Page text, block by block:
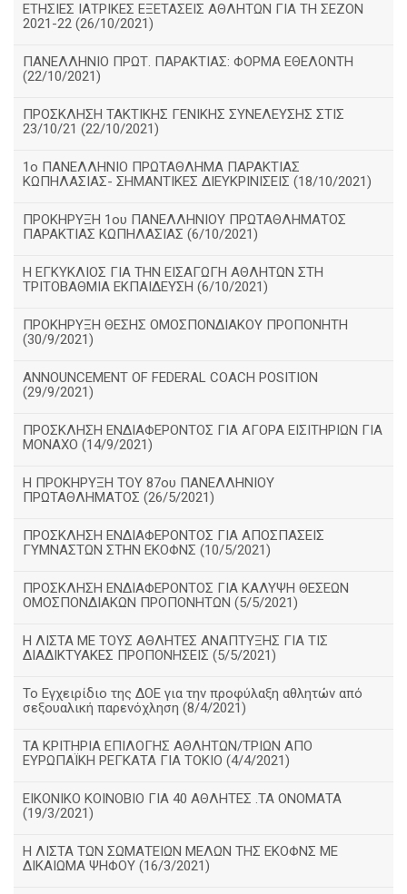
ΕΤΗΣΙΕΣ ΙΑΤΡΙΚΕΣ ΕΞΕΤΑΣΕΙΣ ΑΘΛΗΤΩΝ ΓΙΑ ΤΗ ΣΕΖΟΝ
2021-22 (26/10/2021)
ΠΑΝΕΛΛΗΝΙΟ ΠΡΩΤ. ΠΑΡΑΚΤΙΑΣ: ΦΟΡΜΑ ΕΘΕΛΟΝΤΗ
(22/10/2021)
ΠΡΟΣΚΛΗΣΗ ΤΑΚΤΙΚΗΣ ΓΕΝΙΚΗΣ ΣΥΝΕΛΕΥΣΗΣ ΣΤΙΣ
23/10/21 (22/10/2021)
1ο ΠΑΝΕΛΛΗΝΙΟ ΠΡΩΤΑΘΛΗΜΑ ΠΑΡΑΚΤΙΑΣ
ΚΩΠΗΛΑΣΙΑΣ- ΣΗΜΑΝΤΙΚΕΣ ΔΙΕΥΚΡΙΝΙΣΕΙΣ (18/10/2021)
ΠΡΟΚΗΡΥΞΗ 1ου ΠΑΝΕΛΛΗΝΙΟΥ ΠΡΩΤΑΘΛΗΜΑΤΟΣ
ΠΑΡΑΚΤΙΑΣ ΚΩΠΗΛΑΣΙΑΣ (6/10/2021)
Η ΕΓΚΥΚΛΙΟΣ ΓΙΑ ΤΗΝ ΕΙΣΑΓΩΓΗ ΑΘΛΗΤΩΝ ΣΤΗ
ΤΡΙΤΟΒΑΘΜΙΑ ΕΚΠΑΙΔΕΥΣΗ (6/10/2021)
ΠΡΟΚΗΡΥΞΗ ΘΕΣΗΣ ΟΜΟΣΠΟΝΔΙΑΚΟΥ ΠΡΟΠΟΝΗΤΗ
(30/9/2021)
ANNOUNCEMENT OF FEDERAL COACH POSITION
(29/9/2021)
ΠΡΟΣΚΛΗΣΗ ΕΝΔΙΑΦΕΡΟΝΤΟΣ ΓΙΑ ΑΓΟΡΑ ΕΙΣΙΤΗΡΙΩΝ ΓΙΑ
ΜΟΝΑΧΟ (14/9/2021)
Η ΠΡΟΚΗΡΥΞΗ ΤΟΥ 87ου ΠΑΝΕΛΛΗΝΙΟΥ
ΠΡΩΤΑΘΛΗΜΑΤΟΣ (26/5/2021)
ΠΡΟΣΚΛΗΣΗ ΕΝΔΙΑΦΕΡΟΝΤΟΣ ΓΙΑ ΑΠΟΣΠΑΣΕΙΣ
ΓΥΜΝΑΣΤΩΝ ΣΤΗΝ ΕΚΟΦΝΣ (10/5/2021)
ΠΡΟΣΚΛΗΣΗ ΕΝΔΙΑΦΕΡΟΝΤΟΣ ΓΙΑ ΚΑΛΥΨΗ ΘΕΣΕΩΝ
ΟΜΟΣΠΟΝΔΙΑΚΩΝ ΠΡΟΠΟΝΗΤΩΝ (5/5/2021)
H ΛΙΣΤΑ ΜΕ ΤΟΥΣ ΑΘΛΗΤΕΣ ΑΝΑΠΤΥΞΗΣ ΓΙΑ ΤΙΣ
ΔΙΑΔΙΚΤΥΑΚΕΣ ΠΡΟΠΟΝΗΣΕΙΣ (5/5/2021)
Το Εγχειρίδιο της ΔΟΕ για την προφύλαξη αθλητών από
σεξουαλική παρενόχληση (8/4/2021)
ΤΑ ΚΡΙΤΗΡΙΑ ΕΠΙΛΟΓΗΣ ΑΘΛΗΤΩΝ/ΤΡΙΩΝ ΑΠΟ
ΕΥΡΩΠΑΪΚΗ ΡΕΓΚΑΤΑ ΓΙΑ ΤΟΚΙΟ (4/4/2021)
ΕΙΚΟΝΙΚΟ ΚΟΙΝΟΒΙΟ ΓΙΑ 40 ΑΘΛΗΤΕΣ .ΤΑ ΟΝΟΜΑΤΑ
(19/3/2021)
Η ΛΙΣΤΑ ΤΩΝ ΣΩΜΑΤΕΙΩΝ ΜΕΛΩΝ ΤΗΣ ΕΚΟΦΝΣ ΜΕ
ΔΙΚΑΙΩΜΑ ΨΗΦΟΥ (16/3/2021)